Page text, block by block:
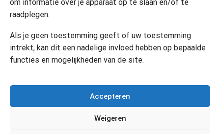
om informatie over je apparaat op te slaan en/of te
raadplegen.
Als je geen toestemming geeft of uw toestemming
intrekt, kan dit een nadelige invloed hebben op bepaalde
functies en mogelijkheden van de site.
Accepteren
Weigeren
Website 24/7
Contact
in te schakelen
Copyright © 2024 Desi’s Cadeauwinkel –Bijdesi.nl.